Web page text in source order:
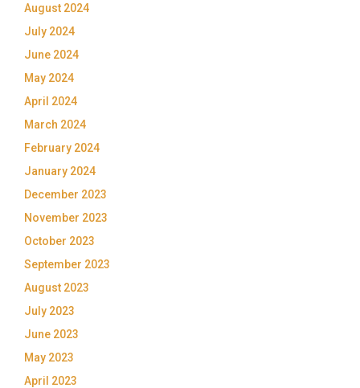
August 2024
July 2024
June 2024
May 2024
April 2024
March 2024
February 2024
January 2024
December 2023
November 2023
October 2023
September 2023
August 2023
July 2023
June 2023
May 2023
April 2023